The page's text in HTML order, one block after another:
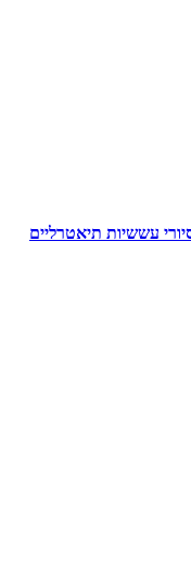
עששיות תיאטרליים